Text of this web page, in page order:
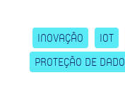
INOVAÇÃO IOT
PROTEÇÃO DE